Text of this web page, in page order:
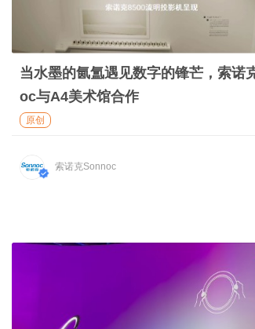
当水墨的氤氲遇见数字的锋芒，索诺
oc与A4美术馆合作
原创
索诺克Sonnoc